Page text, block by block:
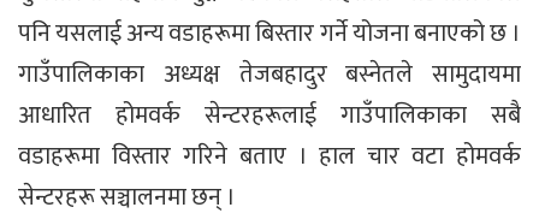
पनि यसलाई अन्य वडाहरूमा बिस्तार गर्ने योजना बनाएको छ ।
गाउँपालिकाका अध्यक्ष तेजबहादुर बस्नेतले सामुदायमा
आधारित होमवर्क सेन्टरहरूलाई गाउँपालिकाका सबै
वडाहरूमा विस्तार गरिने बताए । हाल चार वटा होमवर्क
सेन्टरहरू सञ्चालनमा छन् ।